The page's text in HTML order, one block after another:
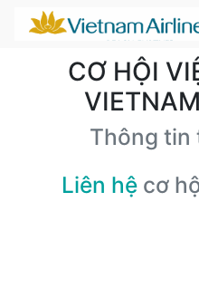
CƠ HỘI
Thông tin
Liên hệ cơ